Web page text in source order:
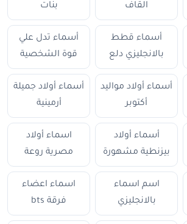
القاف
بنات
أسماء قطط
بالانجليزي دلع
أسماء تدل علي
قوة الشخصية
أسماء أولاد مواليد
أكتوبر
أسماء أولاد جميلة
أرمينية
أسماء أولاد
بيزنطية مشهورة
اسماء أولاد
مصرية روعة
اسم اسماء
بالانجليزي
اسماء اعضاء
فرقة bts